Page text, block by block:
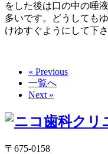
をした後は口の中の唾
多いです。どうしても
けゆすぐようにして下さ
« Previous
一覧へ
Next »
〒675-0158